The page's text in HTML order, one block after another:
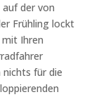
auf der von
Frühling lockt
Ihren
nichts für die